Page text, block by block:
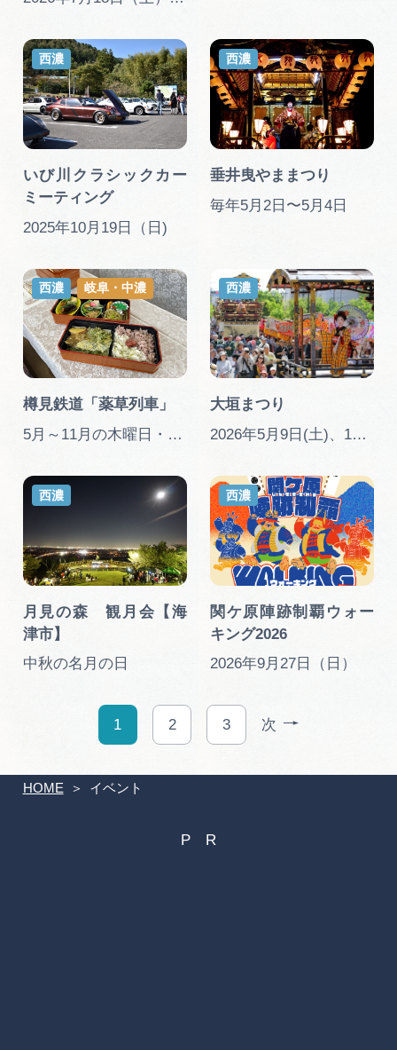
HOME イベント
いび川クラシックカー
ミーティング
西濃
2025年10月19日（日)
垂井曳やままつり
西濃
毎年5月2日〜5月4日
樽見鉄道「薬草列車」
西濃 岐阜・中濃
5月～11月の木曜日・金曜日運転（※7月下旬～8月は除く）
大垣まつり
西濃
2026年5月9日(土)、10日(日)
月見の森 観月会【海
津市】
西濃
中秋の名月の日
関ケ原陣跡制覇ウォー
キング2026
西濃
2026年9月27日（日）
1 2 3 次